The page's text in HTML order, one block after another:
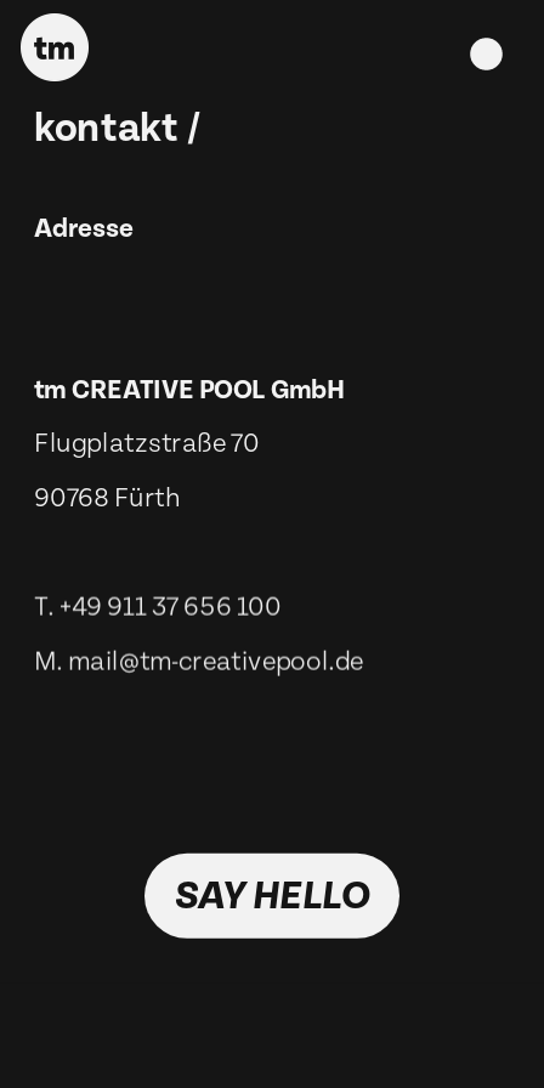
kontakt /
Adresse
tm CREATIVE POOL GmbH
Flugplatzstraße 70
90768 Fürth
T. +49 911 37 656 100
M. mail@tm-creativepool.de
SAY HELLO